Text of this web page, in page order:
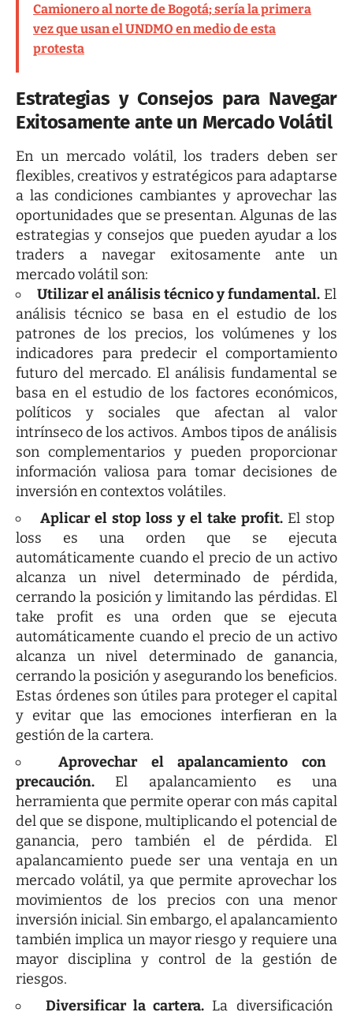
Camionero al norte de Bogotá; sería la primera
vez que usan el UNDMO en medio de esta
protesta
Estrategias y Consejos para Navegar
Exitosamente ante un Mercado Volátil
En un mercado volátil, los traders deben ser
flexibles, creativos y estratégicos para adaptarse
a las condiciones cambiantes y aprovechar las
oportunidades que se presentan. Algunas de las
estrategias y consejos que pueden ayudar a los
traders a navegar exitosamente ante un
mercado volátil son:
Utilizar el análisis técnico y fundamental. El
análisis técnico se basa en el estudio de los
patrones de los precios, los volúmenes y los
indicadores para predecir el comportamiento
futuro del mercado. El análisis fundamental se
basa en el estudio de los factores económicos,
políticos y sociales que afectan al valor
intrínseco de los activos. Ambos tipos de análisis
son complementarios y pueden proporcionar
información valiosa para tomar decisiones de
inversión en contextos volátiles.
Aplicar el stop loss y el take profit. El stop
loss es una orden que se ejecuta
automáticamente cuando el precio de un activo
alcanza un nivel determinado de pérdida,
cerrando la posición y limitando las pérdidas. El
take profit es una orden que se ejecuta
automáticamente cuando el precio de un activo
alcanza un nivel determinado de ganancia,
cerrando la posición y asegurando los beneficios.
Estas órdenes son útiles para proteger el capital
y evitar que las emociones interfieran en la
gestión de la cartera.
Aprovechar el apalancamiento con
precaución. El apalancamiento es una
herramienta que permite operar con más capital
del que se dispone, multiplicando el potencial de
ganancia, pero también el de pérdida. El
apalancamiento puede ser una ventaja en un
mercado volátil, ya que permite aprovechar los
movimientos de los precios con una menor
inversión inicial. Sin embargo, el apalancamiento
también implica un mayor riesgo y requiere una
mayor disciplina y control de la gestión de
riesgos.
Diversificar la cartera. La diversificación